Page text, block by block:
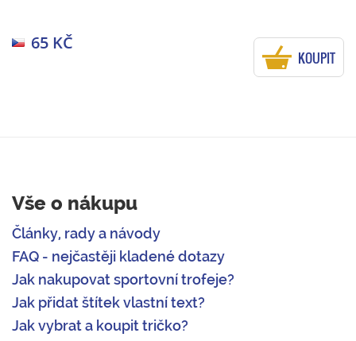
65 KČ
KOUPIT
Vše o nákupu
Články, rady a návody
FAQ - nejčastěji kladené dotazy
Jak nakupovat sportovní trofeje?
Jak přidat štítek vlastní text?
Jak vybrat a koupit tričko?